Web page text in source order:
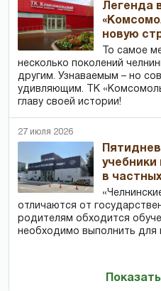
Легенда
новую
То самое
несколько поколений
другим. Узнаваемым – но
удивляющим. ТК
главу своей истории!
27 июля 2026
учебники
в
отличаются от
родителям обходится
необходимо выполнить для